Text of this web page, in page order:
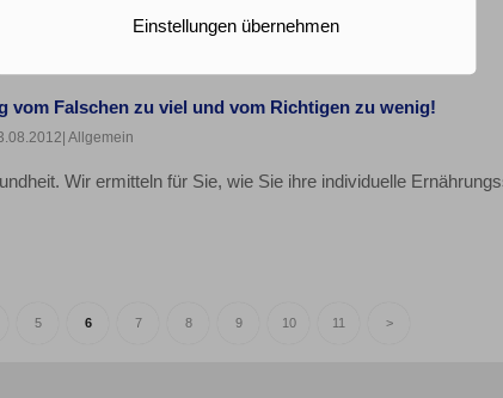
vom Falschen zu viel und vom Richtigen zu wenig!
| Allgemein
Wir ermitteln für Sie, wie Sie ihre individuelle
5 6 7 8 9 10 11 >
Einstellungen übernehmen